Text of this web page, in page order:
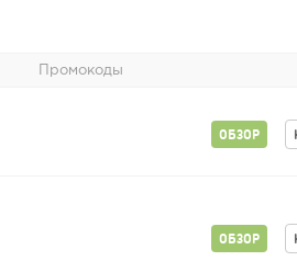
Промокоды
ОБЗОР
ОБЗОР